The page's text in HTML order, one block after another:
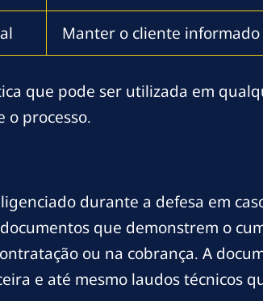
Manter o cliente informado
que pode ser utilizada em
o processo.
durante a defesa em
que demonstrem o
ou na cobrança. A
e até mesmo laudos técnicos